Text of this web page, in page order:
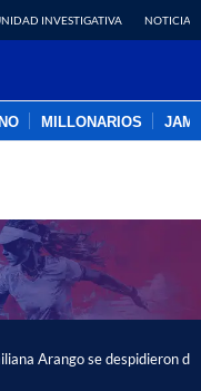
INVESTIGATIVA NOTICIAS
MILLONARIOS
Arango se despidieron